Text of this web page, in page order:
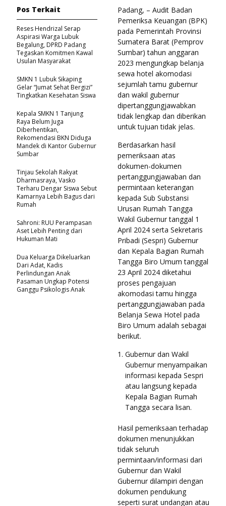
Padang, – Audit Badan
Pemeriksa Keuangan (BPK)
pada Pemerintah Provinsi
Sumatera Barat (Pemprov
Sumbar) tahun anggaran
2023 mengungkap belanja
sewa hotel akomodasi
sejumlah tamu gubernur
dan wakil gubernur
dipertanggungjawabkan
tidak lengkap dan diberikan
untuk tujuan tidak jelas.
Berdasarkan hasil
pemeriksaan atas
dokumen-dokumen
pertanggungjawaban dan
permintaan keterangan
kepada Sub Substansi
Urusan Rumah Tangga
Wakil Gubernur tanggal 1
April 2024 serta Sekretaris
Pribadi (Sespri) Gubernur
dan Kepala Bagian Rumah
Tangga Biro Umum tanggal
23 April 2024 diketahui
proses pengajuan
akomodasi tamu hingga
pertanggungjawaban pada
Belanja Sewa Hotel pada
Biro Umum adalah sebagai
berikut.
Gubernur dan Wakil
Gubernur menyampaikan
informasi kepada Sespri
atau langsung kepada
Kepala Bagian Rumah
Tangga secara lisan.
Hasil pemeriksaan terhadap
dokumen menunjukkan
tidak seluruh
permintaan/informasi dari
Gubernur dan Wakil
Gubernur dilampiri dengan
dokumen pendukung
seperti surat undangan atau
Pos Terkait
Reses Hendrizal Serap
Aspirasi Warga Lubuk
Begalung, DPRD Padang
Tegaskan Komitmen Kawal
Usulan Masyarakat
SMKN 1 Lubuk Sikaping
Gelar “Jumat Sehat Bergizi”
Tingkatkan Kesehatan Siswa
Kepala SMKN 1 Tanjung
Raya Belum Juga
Diberhentikan,
Rekomendasi BKN Diduga
Mandek di Kantor Gubernur
Sumbar
Tinjau Sekolah Rakyat
Dharmasraya, Vasko
Terharu Dengar Siswa Sebut
Kamarnya Lebih Bagus dari
Rumah
Sahroni: RUU Perampasan
Aset Lebih Penting dari
Hukuman Mati
Dua Keluarga Dikeluarkan
Dari Adat, Kadis
Perlindungan Anak
Pasaman Ungkap Potensi
Ganggu Psikologis Anak